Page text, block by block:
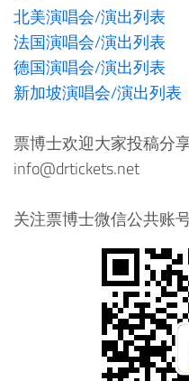
北美演唱会/演出列表
法国演唱会/演出列表
德国演唱会/演出列表
新加坡演唱会/演出列表
票博士欢迎大家投稿分
info@drtickets.net
关注票博士微信公共账